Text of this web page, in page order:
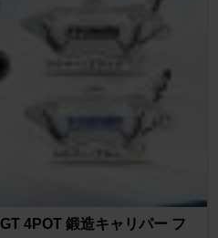
4POT 鍛造キャリパー フ